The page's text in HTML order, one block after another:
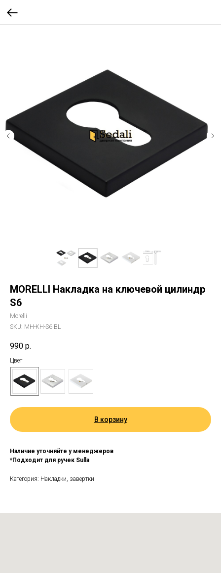
MORELLI Накладка на ключевой цилиндр
S6
Morelli
SKU: MH-KH-S6 BL
990 р.
Цвет
В корзину
Наличие уточняйте у менеджеров
*Подходит для ручек Sulla
Категория: Накладки, завертки